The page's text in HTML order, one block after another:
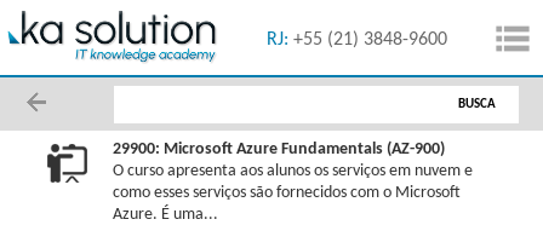
(11) 5091-1616 RJ: +55 (21) 3848-9600
BUSCA
29900: Microsoft Azure Fundamentals (AZ-900)
O curso apresenta aos alunos os serviços em nuvem e
como esses serviços são fornecidos com o Microsoft
Azure. É uma...